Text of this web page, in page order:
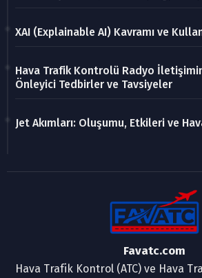
XAI (Explainable AI) Kavramı ve
Hava Trafik Kontrolü Radyo
Önleyici Tedbirler ve Tavsiyeler
Jet Akımları: Oluşumu, Etkileri ve
Favatc.com
Hava Trafik Kontrol (ATC) ve Hava